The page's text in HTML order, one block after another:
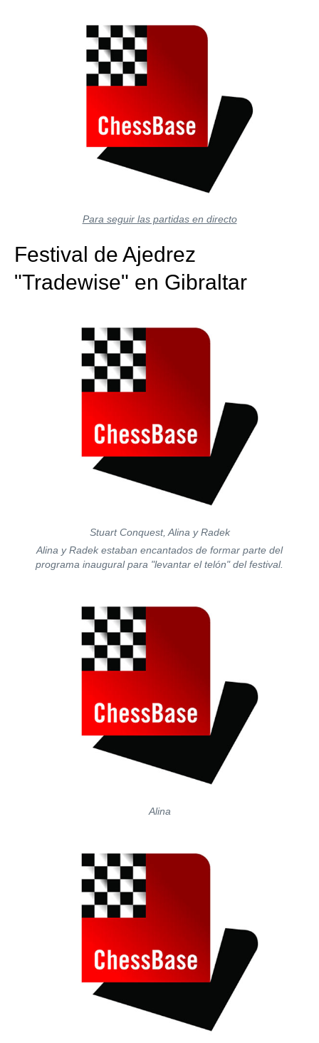
Para seguir las partidas en directo
Festival de Ajedrez
"Tradewise" en Gibraltar
Stuart Conquest, Alina y Radek
Alina y Radek estaban encantados de formar parte del
programa inaugural para "levantar el telón" del festival.
Alina